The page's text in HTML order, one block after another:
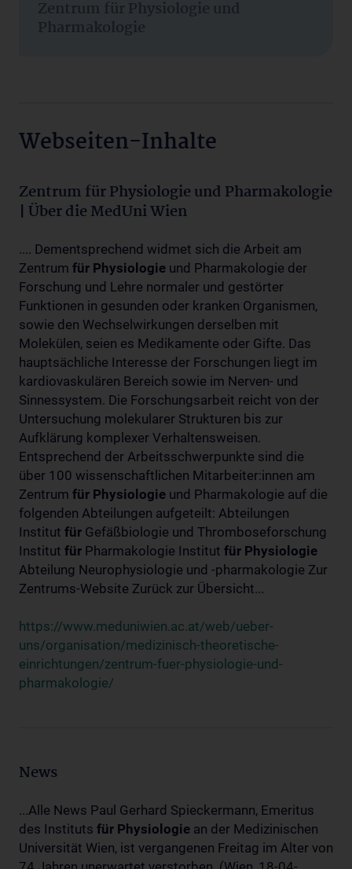
Zentrum für Physiologie und
Pharmakologie
Webseiten-Inhalte
Zentrum für Physiologie und Pharmakologie
| Über die MedUni Wien
.... Dementsprechend widmet sich die Arbeit am
Zentrum für Physiologie und Pharmakologie der
Forschung und Lehre normaler und gestörter
Funktionen in gesunden oder kranken Organismen,
sowie den Wechselwirkungen derselben mit
Molekülen, seien es Medikamente oder Gifte. Das
hauptsächliche Interesse der Forschungen liegt im
kardiovaskulären Bereich sowie im Nerven- und
Sinnessystem. Die Forschungsarbeit reicht von der
Untersuchung molekularer Strukturen bis zur
Aufklärung komplexer Verhaltensweisen.
Entsprechend der Arbeitsschwerpunkte sind die
über 100 wissenschaftlichen Mitarbeiter:innen am
Zentrum für Physiologie und Pharmakologie auf die
folgenden Abteilungen aufgeteilt: Abteilungen
Institut für Gefäßbiologie und Thromboseforschung
Institut für Pharmakologie Institut für Physiologie
Abteilung Neurophysiologie und -pharmakologie Zur
Zentrums-Website Zurück zur Übersicht...
https://www.meduniwien.ac.at/web/ueber-
uns/organisation/medizinisch-theoretische-
einrichtungen/zentrum-fuer-physiologie-und-
pharmakologie/
News
...Alle News Paul Gerhard Spieckermann, Emeritus
des Instituts für Physiologie an der Medizinischen
Universität Wien, ist vergangenen Freitag im Alter von